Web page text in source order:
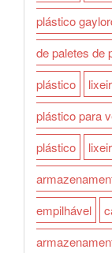
plástico
de paletes de
plástico
plástico para
plástico
empilhável